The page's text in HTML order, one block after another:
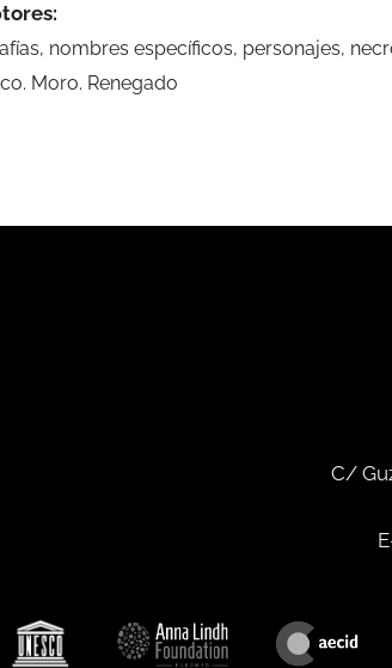
nombres específicos, personajes,
Moro. Renegado
C/